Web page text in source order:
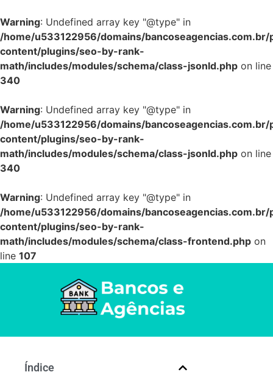
Warning: Undefined array key "@type" in
/home/u533122956/domains/
content/plugins/seo-by-rank-
math/includes/modules/schema/class-jsonld.php on line
340
Warning: Undefined array key "@type" in
/home/u533122956/domains/
content/plugins/seo-by-rank-
math/includes/modules/schema/class-jsonld.php on line
340
Warning: Undefined array key "@type" in
/home/u533122956/domains/
content/plugins/seo-by-rank-
math/includes/modules/schema/class-frontend.php on
line 107
Índice